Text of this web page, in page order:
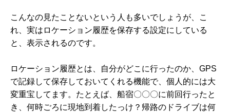
こんなの見たことないという人も多いでしょうが、こ
れ、実はロケーション履歴を保存する設定にしている
と、表示されるのです。
ロケーション履歴とは、自分がどこに行ったのか、GPS
で記録して保存しておいてくれる機能で、個人的には大
変重宝してます。たとえば、船宿〇〇〇に前回行ったと
き、何時ごろに現地到着したっけ？帰路のドライブは何